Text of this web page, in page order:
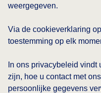
weergegeven.
Via de cookieverklaring
toestemming op elk
In ons privacybeleid
zijn, hoe u contact met
persoonlijke gegevens